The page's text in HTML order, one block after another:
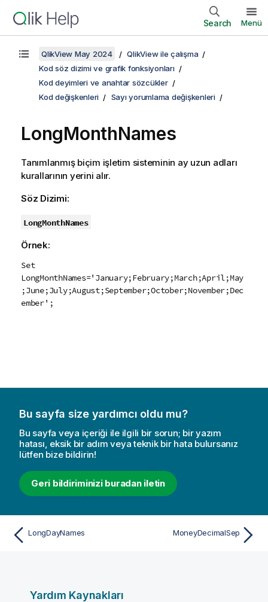
Search Menü
QlikView May 2024
QlikView ile çalışma
Kod söz dizimi ve grafik fonksiyonları
Kod deyimleri ve anahtar sözcükler
Kod değişkenleri
Sayı yorumlama değişkenleri
LongMonthNames
Tanımlanmış biçim işletim sisteminin ay uzun adları
kurallarının yerini alır.
Söz Dizimi:
LongMonthNames
Örnek:
Set
LongMonthNames='January;February;March;April;May
;June;July;August;September;October;November;Dec
ember';
Bu sayfa size yardımcı oldu mu?
Bu sayfa veya içeriği ile ilgili bir sorun; bir yazım
hatası, eksik bir adım veya teknik bir hata bulursanız
lütfen bize bildirin!
Geri bildiriminizi buradan iletin
LongDayNames MoneyDecimalSep
Yardım Kaynakları